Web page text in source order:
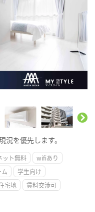
を優先します。
ット無料
wifiあり
学生向け
宅地
賃料交渉可